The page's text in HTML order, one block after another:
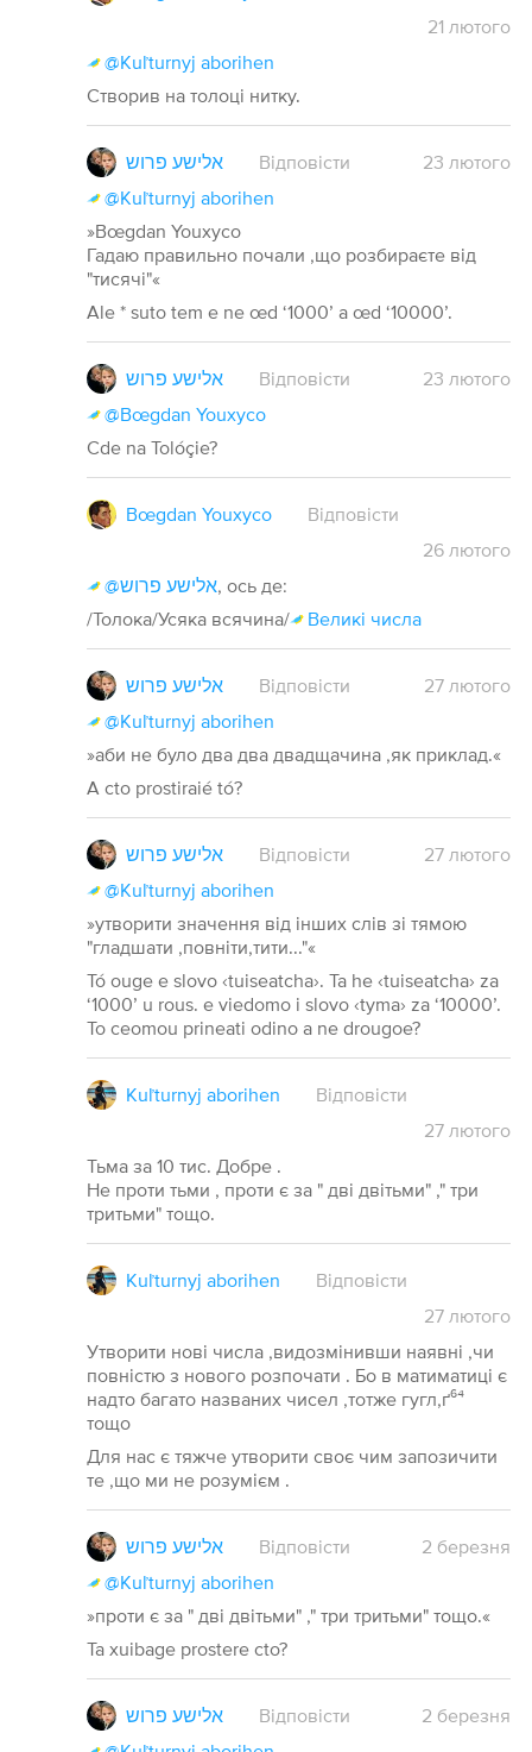
21 лютого
@Kuľturnyj aborihen
Створив на толоці нитку.
אלישע פרוש Відповісти 23 лютого
@Kuľturnyj aborihen
»Bœgdan Youxyco
Гадаю правильно почали ,що розбираєте від
"тисячі"«
Ale * suto tem e ne œd ‘1000’ a œd ‘10000’.
אלישע פרוש Відповісти 23 лютого
@Bœgdan Youxyco
Cde na Tolóçie?
Bœgdan Youxyco
Відповісти
26 лютого
@אלישע פרוש, ось де:
/Толока/Усяка всячина/
Великі числа
אלישע פרוש Відповісти 27 лютого
@Kuľturnyj aborihen
»аби не було два два двадщачина ,як приклад.«
A cto prostiraié tó?
אלישע פרוש Відповісти 27 лютого
@Kuľturnyj aborihen
»утворити значення від інших слів зі тямою
"гладшати ,повніти,тити..."«
Tó ouge e slovo ‹tuiseatcha›. Ta he ‹tuiseatcha› za
‘1000’ u rous. e viedomo i slovo ‹tyma› za ‘10000’.
To ceomou prineati odino a ne drougoe?
Kuľturnyj aborihen
Відповісти
27 лютого
Тьма за 10 тис. Добре .
Не проти тьми , проти є за " дві двітьми" ," три
тритьми" тощо.
Kuľturnyj aborihen
Відповісти
27 лютого
Утворити нові числа ,видозмінивши наявні ,чи
повністю з нового розпочати . Бо в матиматиці є
надто багато названих чисел ,тотже гугл,ґ⁶⁴
тощо
Для нас є тяжче утворити своє чим запозичити
те ,що ми не розумієм .
אלישע פרוש Відповісти 2 березня
@Kuľturnyj aborihen
»проти є за " дві двітьми" ," три тритьми" тощо.«
Ta xuibage prostere cto?
אלישע פרוש Відповісти 2 березня